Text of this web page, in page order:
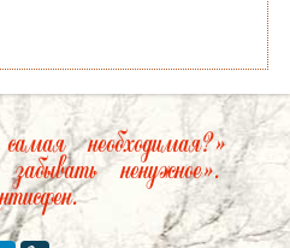
необходимая?»
ненужное».